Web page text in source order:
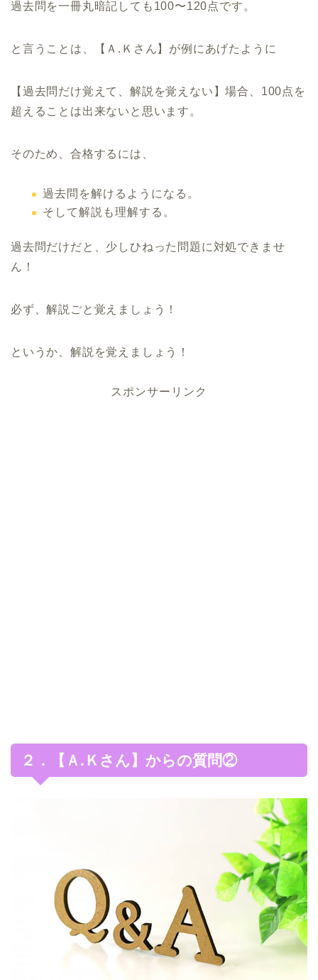
過去問を一冊丸暗記しても100〜120点です。
と言うことは、【Ａ.Ｋさん】が例にあげたように
【過去問だけ覚えて、解説を覚えない】場合、 100点を
超えることは出来ないと思います。
そのため、合格するには、
過去問を解けるようになる。
そして解説も理解する。
過去問だけだと、少しひねった問題に対処できませ
ん！
必ず、解説ごと覚えましょう！
というか、解説を覚えましょう！
スポンサーリンク
２．【Ａ.Ｋさん】からの質問②